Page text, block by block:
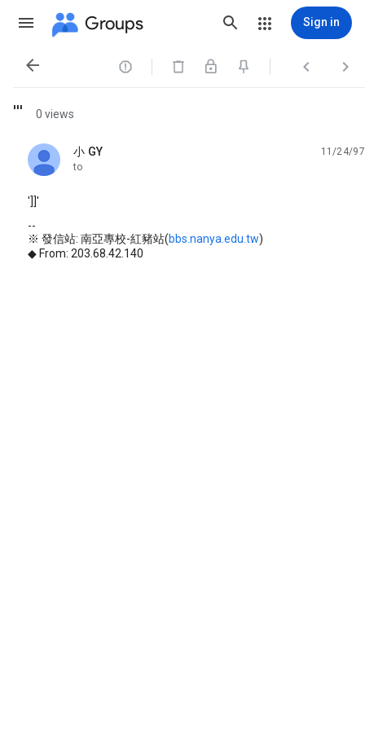
Groups Sign in
   
''' 0 views
小 GY
unread,
11/24/97
to
']]'
--
※ 發信站: 南亞專校-紅豬站(bbs.nanya.edu.tw)
◆ From: 203.68.42.140